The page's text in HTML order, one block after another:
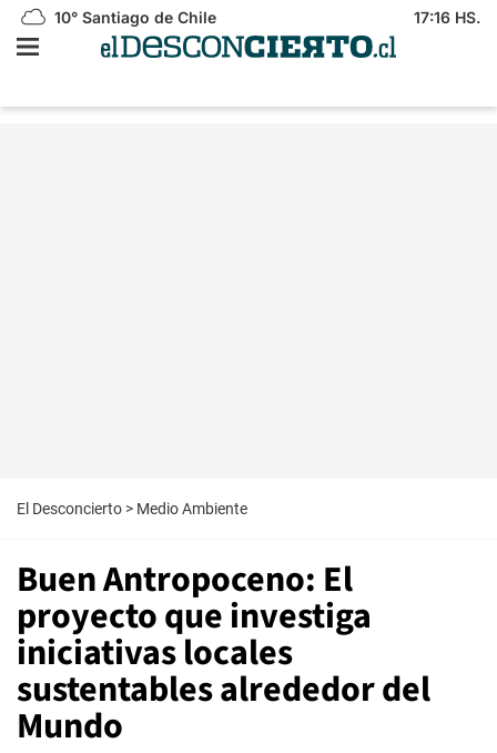
10° Santiago de Chile 17:16 HS.
El Desconcierto > Medio Ambiente
Buen Antropoceno: El
proyecto que investiga
iniciativas locales
sustentables alrededor del
Mundo